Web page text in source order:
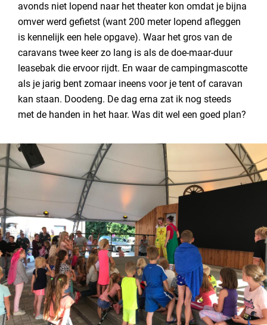
avonds niet lopend naar het theater kon omdat je bijna
omver werd gefietst (want 200 meter lopend afleggen
is kennelijk een hele opgave). Waar het gros van de
caravans twee keer zo lang is als de doe-maar-duur
leasebak die ervoor rijdt. En waar de campingmascotte
als je jarig bent zomaar ineens voor je tent of caravan
kan staan. Doodeng. De dag erna zat ik nog steeds
met de handen in het haar. Was dit wel een goed plan?